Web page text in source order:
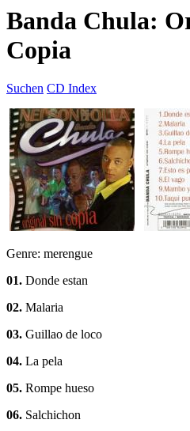
Banda Chula:
Copia
Suchen CD Index
Genre: merengue
01. Donde estan
02. Malaria
03. Guillao de loco
04. La pela
05. Rompe hueso
06. Salchichon